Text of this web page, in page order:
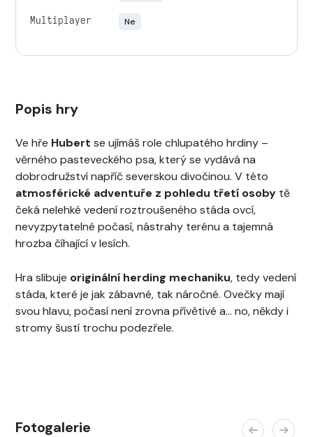
Multiplayer Ne
Popis hry
Ve hře Hubert se ujímáš role chlupatého hrdiny –
věrného pasteveckého psa, který se vydává na
dobrodružství napříč severskou divočinou. V této
atmosférické adventuře z pohledu třetí osoby tě
čeká nelehké vedení roztroušeného stáda ovcí,
nevyzpytatelné počasí, nástrahy terénu a tajemná
hrozba číhající v lesích.
Hra slibuje originální herding mechaniku, tedy vedení
stáda, které je jak zábavné, tak náročné. Ovečky mají
svou hlavu, počasí není zrovna přívětivé a… no, někdy i
stromy šustí trochu podezřele.
Fotogalerie